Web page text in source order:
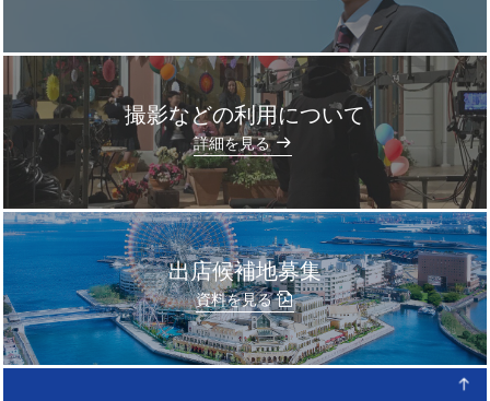
撮影などの利用について
詳細を見る
出店候補地募集
資料を見る